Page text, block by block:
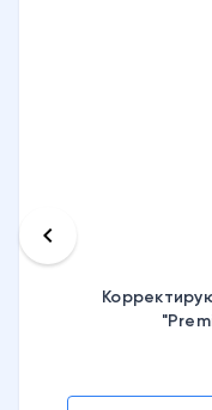
keyboard_arrow_left